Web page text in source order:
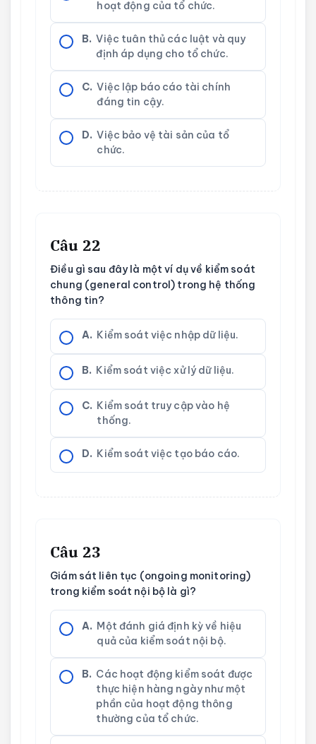
hoạt động của tổ chức.
B. Việc tuân thủ các luật và quy
định áp dụng cho tổ chức.
C. Việc lập báo cáo tài chính
đáng tin cậy.
D. Việc bảo vệ tài sản của tổ
chức.
Câu 22
Điều gì sau đây là một ví dụ về kiểm soát
chung (general control) trong hệ thống
thông tin?
A. Kiểm soát việc nhập dữ liệu.
B. Kiểm soát việc xử lý dữ liệu.
C. Kiểm soát truy cập vào hệ
thống.
D. Kiểm soát việc tạo báo cáo.
Câu 23
Giám sát liên tục (ongoing monitoring)
trong kiểm soát nội bộ là gì?
A. Một đánh giá định kỳ về hiệu
quả của kiểm soát nội bộ.
B. Các hoạt động kiểm soát được
thực hiện hàng ngày như một
phần của hoạt động thông
thường của tổ chức.